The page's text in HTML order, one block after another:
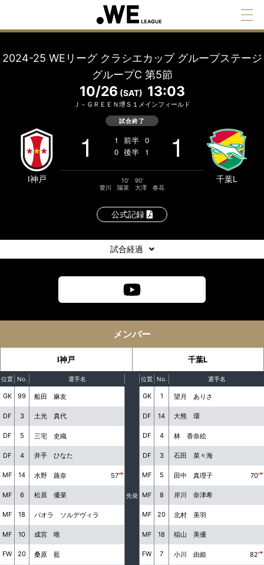
2024-25 WEリーグ クラシエカップ グループステージ
グループC 第5節
10/26 (SAT) 13:03
Ｊ－ＧＲＥＥＮ堺Ｓ１メインフィールド
I神戸
試合終了
1 1 前半 0
0 後半 1 1
10'
愛川 陽菜
90'
大澤 春花
千葉L
公式記録
試合経過
メンバー
I神戸 千葉L
位置 No. 選手名 位置 No. 選手名
先発
GK 99 船田 麻友 GK 1 望月 ありさ
DF 3 土光 真代 DF 14 大熊 環
DF 5 三宅 史織 DF 4 林 香奈絵
DF 4 井手 ひなた DF 3 石田 菜々海
MF 14 水野 蕗奈 57' MF 5 田中 真理子 70'
MF 6 松原 優菜 MF 8 岸川 奈津希
MF 18 パオラ ソルデヴィラ MF 20 北村 美羽
MF 10 成宮 唯 MF 18 稲山 美優
FW 20 桑原 藍 FW 7 小川 由姫 82'